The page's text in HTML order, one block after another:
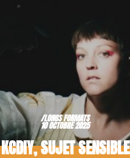
/LONGS FORMATS
10 OCTOBRE 2025
KCDIY, SUJET SENSIBLE